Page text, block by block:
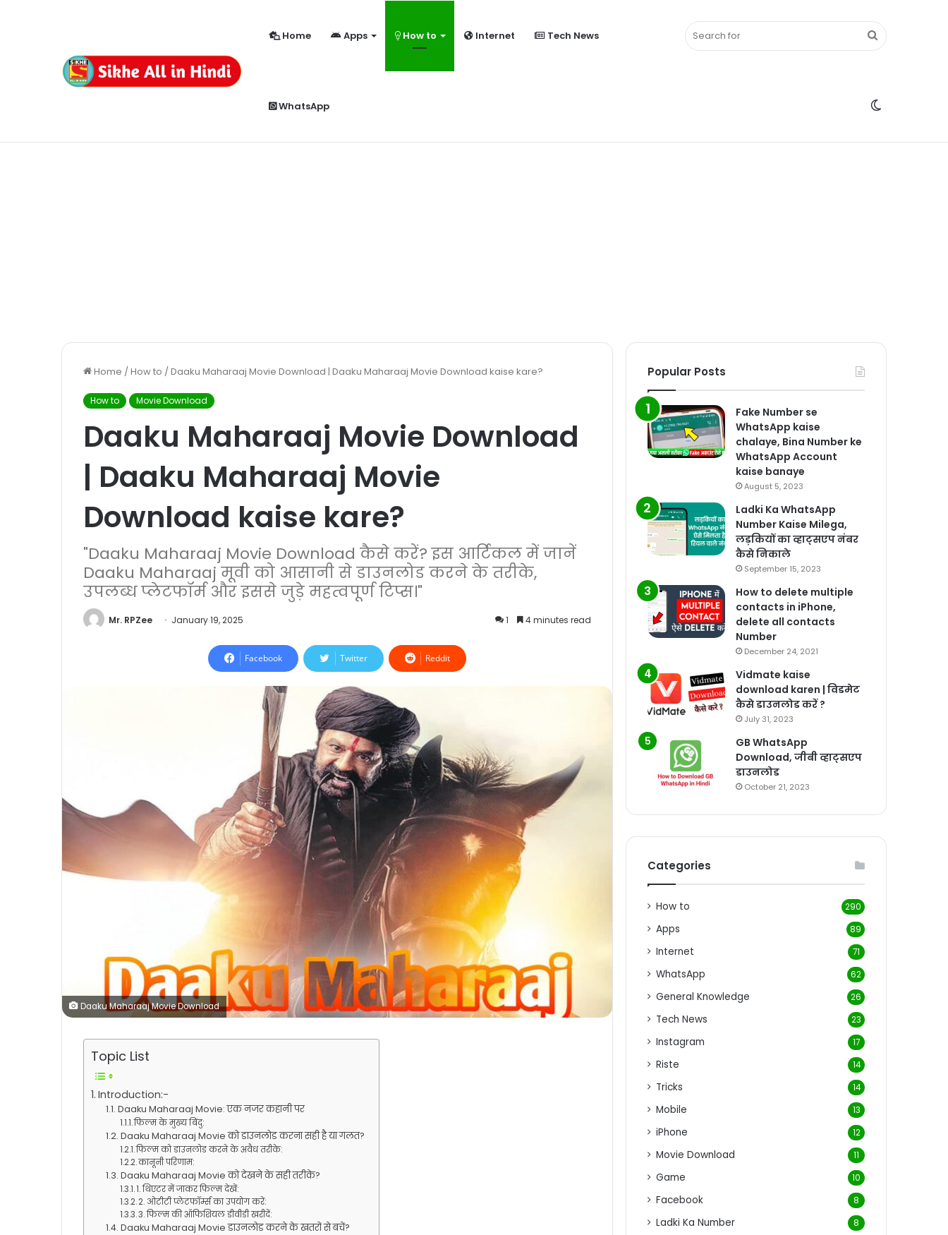
Home Apps How to Internet Tech News
WhatsApp
Search
for
Home /How to /Daaku Maharaaj Movie Download | Daaku Maharaaj Movie Download kaise kare?
How to Movie Download
Daaku Maharaaj Movie Download
| Daaku Maharaaj Movie
Download kaise kare?
"Daaku Maharaaj Movie Download कैसे करें? इस आर्टिकल में जानें
Daaku Maharaaj मूवी को आसानी से डाउनलोड करने के तरीके,
उपलब्ध प्लेटफॉर्म और इससे जुड़े महत्वपूर्ण टिप्स।"
Mr. RPZee January 19, 2025 1 4 minutes read
Facebook Twitter Reddit
Daaku Maharaaj Movie Download
Topic List
Introduction:-
Daaku Maharaaj Movie: एक नजर कहानी पर
फिल्म के मुख्य बिंदु:
Daaku Maharaaj Movie को डाउनलोड करना सही है या गलत?
फिल्म को डाउनलोड करने के अवैध तरीके:
कानूनी परिणाम:
Daaku Maharaaj Movie को देखने के सही तरीके?
1. थिएटर में जाकर फिल्म देखें:
2. ओटीटी प्लेटफॉर्म्स का उपयोग करें:
3. फिल्म की ऑफिशियल डीवीडी खरीदें:
Daaku Maharaaj Movie डाउनलोड करने के खतरों से बचें?
Popular Posts
Fake Number se
WhatsApp kaise
chalaye, Bina Number ke
WhatsApp Account
kaise banaye
August 5, 2023
Ladki Ka WhatsApp
Number Kaise Milega,
लड़कियों का व्हाट्सएप नंबर
कैसे निकाले
September 15, 2023
How to delete multiple
contacts in iPhone,
delete all contacts
Number
December 24, 2021
Vidmate kaise
download karen | विडमेट
कैसे डाउनलोड करें ?
July 31, 2023
GB WhatsApp
Download, जीबी व्हाट्सएप
डाउनलोड
October 21, 2023
Categories
How to 290
Apps 89
Internet 71
WhatsApp 62
General Knowledge 26
Tech News 23
Instagram 17
Riste 14
Tricks 14
Mobile 13
iPhone 12
Movie Download 11
Game 10
Facebook 8
Ladki Ka Number 8